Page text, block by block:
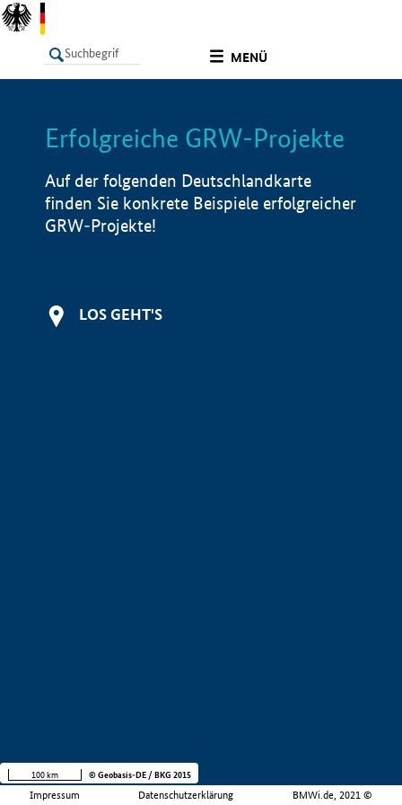
MENÜ
LISTE Info
Erfolgreiche GRW-Projekte
Auf der folgenden Deutschlandkarte
finden Sie konkrete Beispiele erfolgreicher
GRW-Projekte!
LOS GEHT'S
Impressum Datenschutzerklärung BMWi.de, 2021 ©
100 km © Geobasis-DE / BKG 2015